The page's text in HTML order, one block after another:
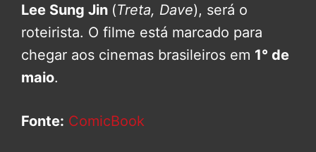
Lee Sung Jin (Treta, Dave), será o
roteirista. O filme está marcado para
chegar aos cinemas brasileiros em 1° de
maio.
Fonte: ComicBook